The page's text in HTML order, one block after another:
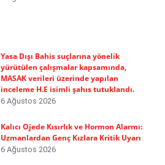
Yasa Dışı Bahis suçlarına yönelik
yürütülen çalışmalar kapsamında,
MASAK verileri üzerinde yapılan
inceleme H.E isimli şahıs tutuklandı.
6 Ağustos 2026
Kalıcı Ojede Kısırlık ve Hormon Alarmı:
Uzmanlardan Genç Kızlara Kritik Uyarı
6 Ağustos 2026